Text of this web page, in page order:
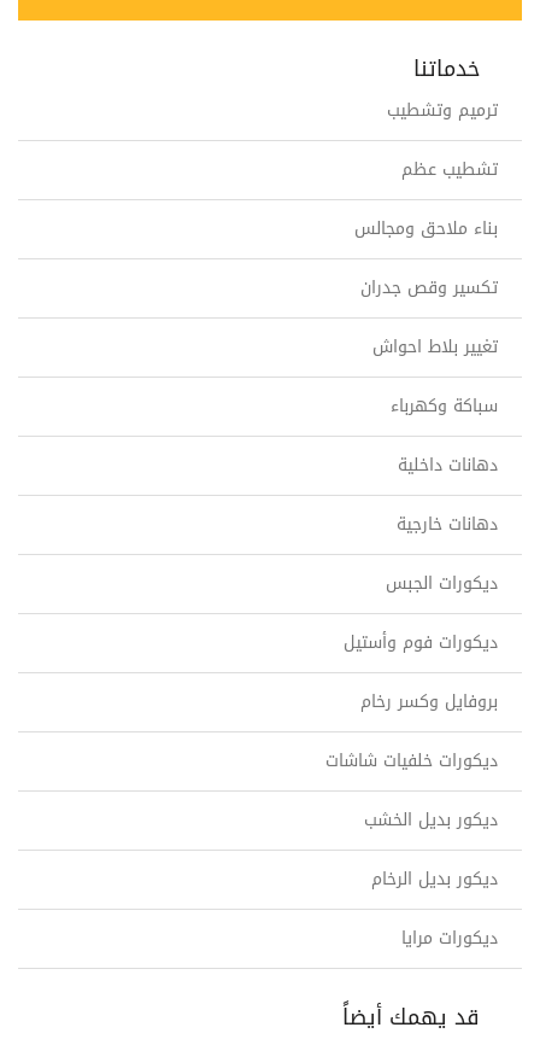
خدماتنا
ترميم وتشطيب
تشطيب عظم
بناء ملاحق ومجالس
تكسير وقص جدران
تغيير بلاط احواش
سباكة وكهرباء
دهانات داخلية
دهانات خارجية
ديكورات الجبس
ديكورات فوم وأستيل
بروفايل وكسر رخام
ديكورات خلفيات شاشات
ديكور بديل الخشب
ديكور بديل الرخام
ديكورات مرايا
قد يهمك أيضاً